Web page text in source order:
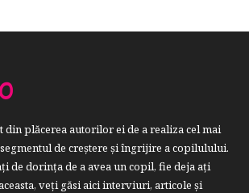
din plăcerea autorilor ei de a realiza cel mai
de creştere şi îngrijire a copilulului.
de dorinţa de a avea un copil, fie deja aţi
veți găsi aici interviuri, articole şi